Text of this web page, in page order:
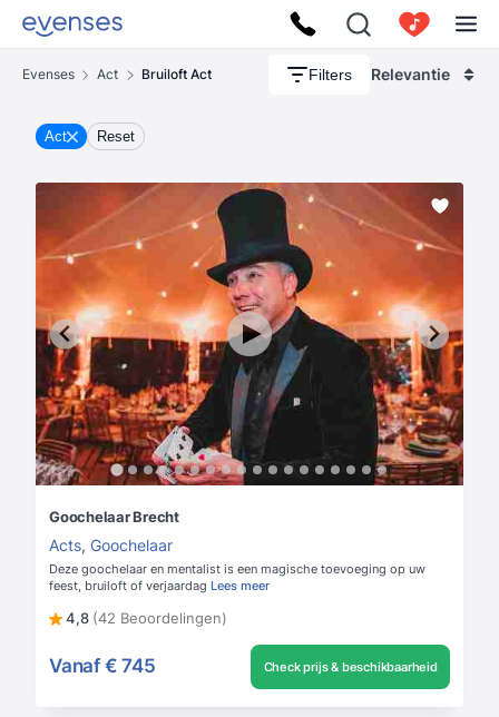
Evenses Act Bruiloft Act Filters Relevantie
Act Reset
Goochelaar Brecht
Acts, Goochelaar
Deze goochelaar en mentalist is een magische toevoeging op uw
feest, bruiloft of verjaardag Lees meer
4,8 (42 Beoordelingen)
Vanaf € 745 Check prijs & beschikbaarheid